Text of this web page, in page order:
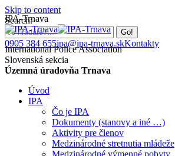
Skip to content
Search:
0905 384 655ipa@ipa-trnava.skKontakty
IPA-Trnava
International Police Association
Slovenská sekcia
Územná úradovňa Trnava
Úvod
IPA
Čo je IPA
Dokumenty (stanovy a iné …)
Aktivity pre členov
Medzinárodné stretnutia mládeže
Medzinárodné výmenné pobyty